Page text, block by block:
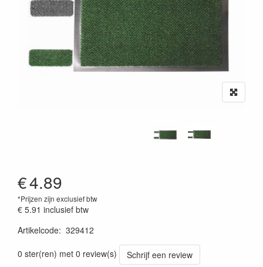
€4.89
*Prijzen zijn exclusief btw
€ 5.91 inclusief btw
Artikelcode: 329412
0 ster(ren) met 0 review(s)
Schrijf een review